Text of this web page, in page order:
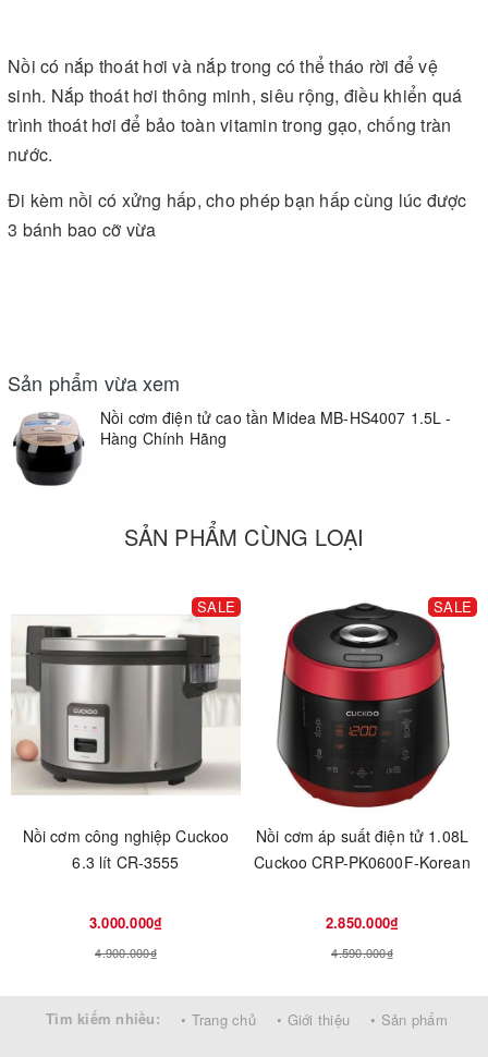
Nồi có nắp thoát hơi và nắp trong có thể tháo rời để vệ
sinh. Nắp thoát hơi thông minh, siêu rộng, điều khiển quá
trình thoát hơi để bảo toàn vitamin trong gạo, chống tràn
nước.
Đi kèm nồi có xửng hấp, cho phép bạn hấp cùng lúc được
3 bánh bao cỡ vừa
Sản phẩm vừa xem
Nồi cơm điện tử cao tần Midea MB-HS4007 1.5L -
Hàng Chính Hãng
SẢN PHẨM CÙNG LOẠI
SALE
Nồi cơm công nghiệp Cuckoo
6.3 lít CR-3555
3.000.000₫
4.900.000₫
SALE
Nồi cơm áp suất điện tử 1.08L
Cuckoo CRP-PK0600F-Korean
2.850.000₫
4.590.000₫
Tìm kiếm nhiều: • Trang chủ • Giới thiệu • Sản phẩm